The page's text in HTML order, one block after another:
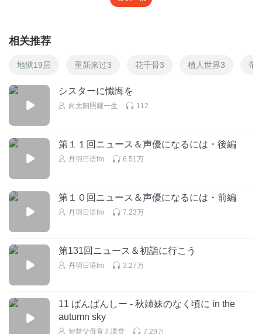
相关推荐
地狱19层 重新来过3 花千骨3 植人世界3 帝
シスターに懺悔を
向太阳照耀一生 112
第１１回ニュース＆声優になるには・後編
丹羽日语fm 6.51万
第１０回ニュース＆声優になるには・前編
丹羽日语fm 7.23万
第131回ニュース＆初詣に行こう
丹羽日语fm 3.27万
11 ばんばんしー - 秋姉妹のなく頃に in the
autumn sky
智慧父母育儿课堂 7.29万